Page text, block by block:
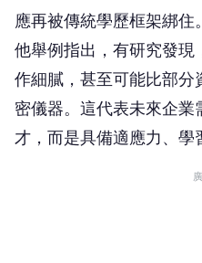
應再被傳統學歷框架綁住。
他舉例指出，有研究發現
作細膩，甚至可能比部
密儀器。這代表未來企業
才，而是具備適應力、學